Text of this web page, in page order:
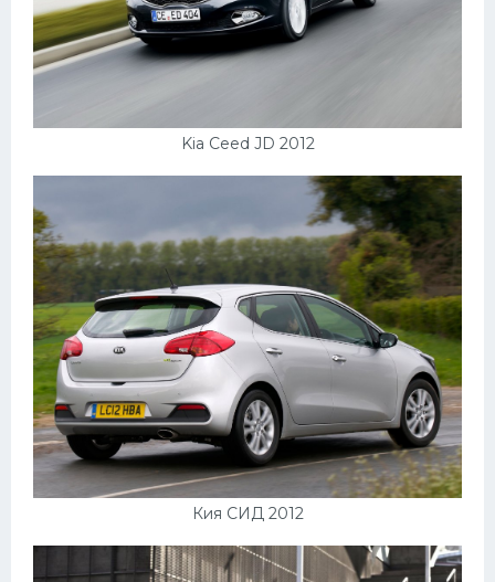
Kia Ceed JD 2012
Кия СИД 2012